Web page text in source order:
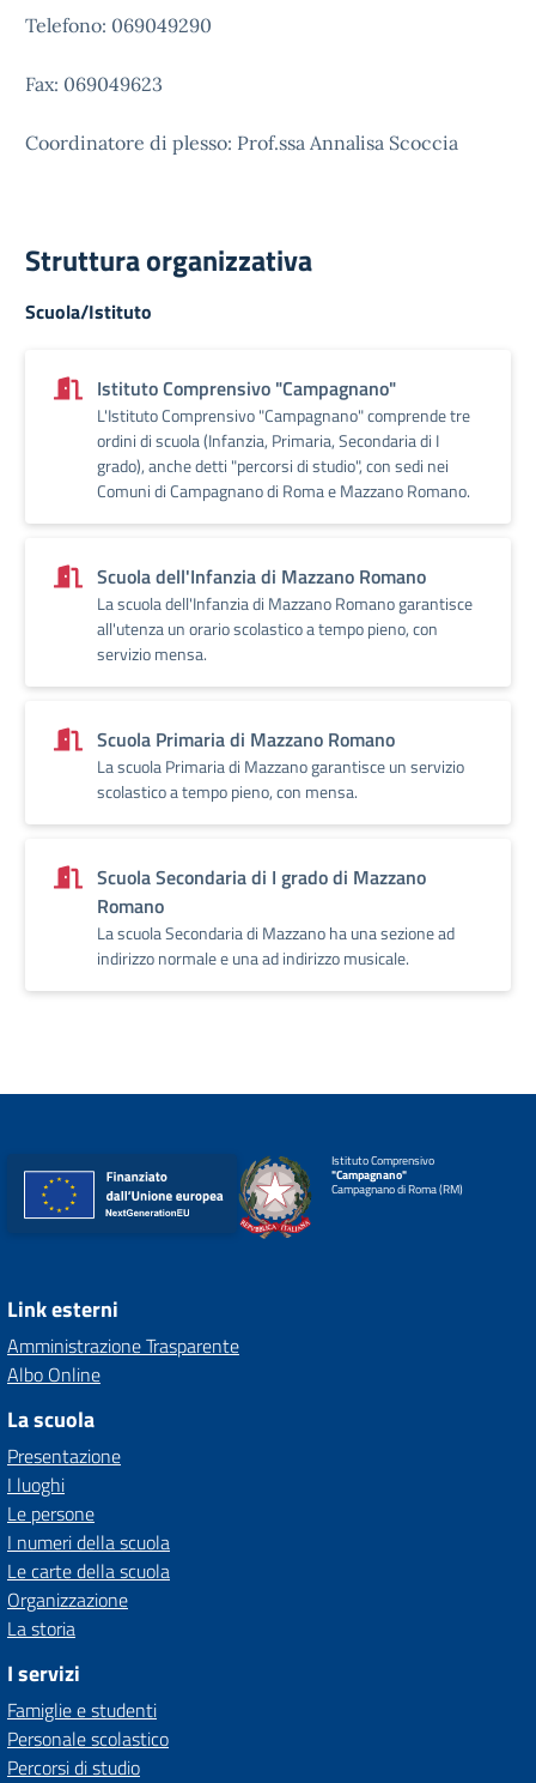
Telefono: 069049290
Fax: 069049623
Coordinatore di plesso: Prof.ssa Annalisa Scoccia
Struttura organizzativa
Scuola/Istituto
Istituto Comprensivo "Campagnano"
L'Istituto Comprensivo "Campagnano" comprende tre
ordini di scuola (Infanzia, Primaria, Secondaria di I
grado), anche detti "percorsi di studio", con sedi nei
Comuni di Campagnano di Roma e Mazzano Romano.
Scuola dell'Infanzia di Mazzano Romano
La scuola dell'Infanzia di Mazzano Romano garantisce
all'utenza un orario scolastico a tempo pieno, con
servizio mensa.
Scuola Primaria di Mazzano Romano
La scuola Primaria di Mazzano garantisce un servizio
scolastico a tempo pieno, con mensa.
Scuola Secondaria di I grado di Mazzano
Romano
La scuola Secondaria di Mazzano ha una sezione ad
indirizzo normale e una ad indirizzo musicale.
Istituto Comprensivo
"Campagnano"
Campagnano di Roma (RM)
Link esterni
Amministrazione Trasparente
Albo Online
La scuola
Presentazione
I luoghi
Le persone
I numeri della scuola
Le carte della scuola
Organizzazione
La storia
I servizi
Famiglie e studenti
Personale scolastico
Percorsi di studio